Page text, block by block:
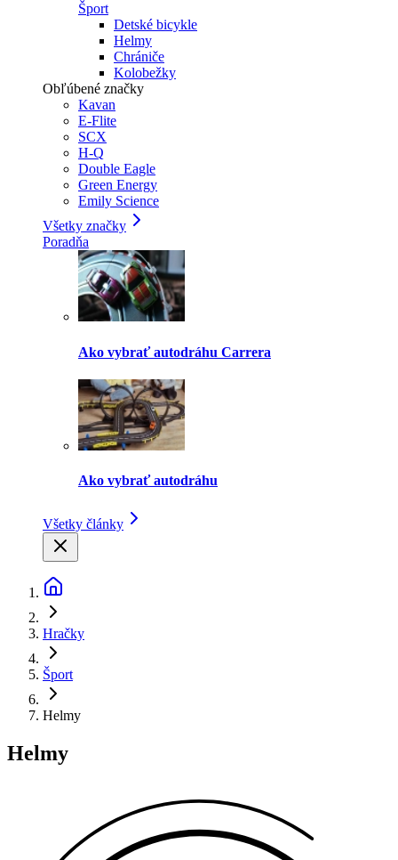
Šport
Detské bicykle
Helmy
Chrániče
Kolobežky
Obľúbené značky
Kavan
E-Flite
SCX
H-Q
Double Eagle
Green Energy
Emily Science
Všetky značky
Poradňa
Ako vybrať autodráhu Carrera
Ako vybrať autodráhu
Všetky články
Hračky
Šport
Helmy
Helmy